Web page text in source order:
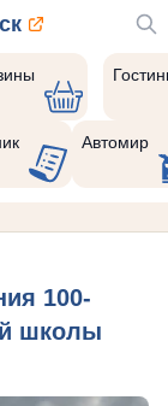
Автомир
100-
школы